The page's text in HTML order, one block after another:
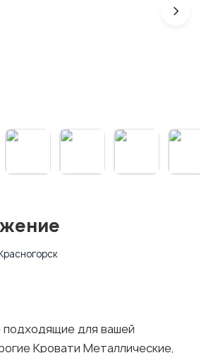
для вашей
Кровати Металлические,